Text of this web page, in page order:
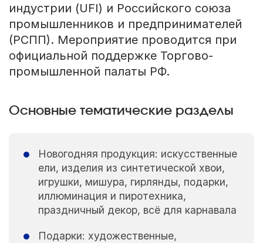
индустрии (UFI) и Российского союза
промышленников и предпринимателей
(РСПП). Мероприятие проводится при
официальной поддержке Торгово-
промышленной палаты РФ.
Основные тематические разделы
Новогодняя продукция: искусственные
ели, изделия из синтетической хвои,
игрушки, мишура, гирлянды, подарки,
иллюминация и пиротехника,
праздничный декор, всё для карнавала
Подарки: художественные,